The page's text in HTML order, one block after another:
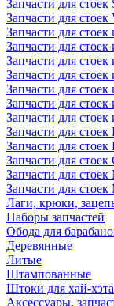
Запчасти для стоек
Запчасти для стоек
Запчасти для стоек
Запчасти для стоек
Запчасти для
Запчасти для стоек
Запчасти для стоек
Запчасти для стоек
Запчасти для стоек
Запчасти для стоек
Запчасти для стоек
Запчасти для стоек
Запчасти для стоек
Запчасти для
Лаги, крюки,
Наборы запчастей
Обода для
Деревянные
Литые
Штампованные
Штоки для хай-хэта
Аксессуары,